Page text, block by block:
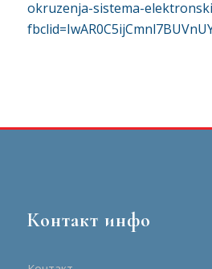
okruzenja-sistema-
Контакт инфо